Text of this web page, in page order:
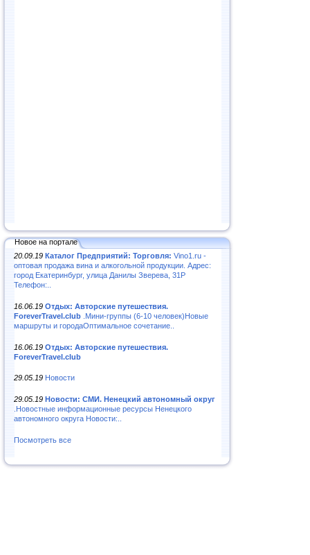
Новое на портале
20.09.19 Каталог Предприятий: Торговля: Vino1.ru -
оптовая продажа вина и алкогольной продукции. Адрес:
город Екатеринбург, улица Данилы Зверева, 31Р
Телефон:..
16.06.19 Отдых: Авторские путешествия.
ForeverTravel.club .Мини-группы (6-10 человек)Новые
маршруты и городаОптимальное сочетание..
16.06.19 Отдых: Авторские путешествия.
ForeverTravel.club
29.05.19 Новости
29.05.19 Новости: СМИ. Ненецкий автономный округ
.Новостные информационные ресурсы Ненецкого
автономного округа Новости:..
Посмотреть все